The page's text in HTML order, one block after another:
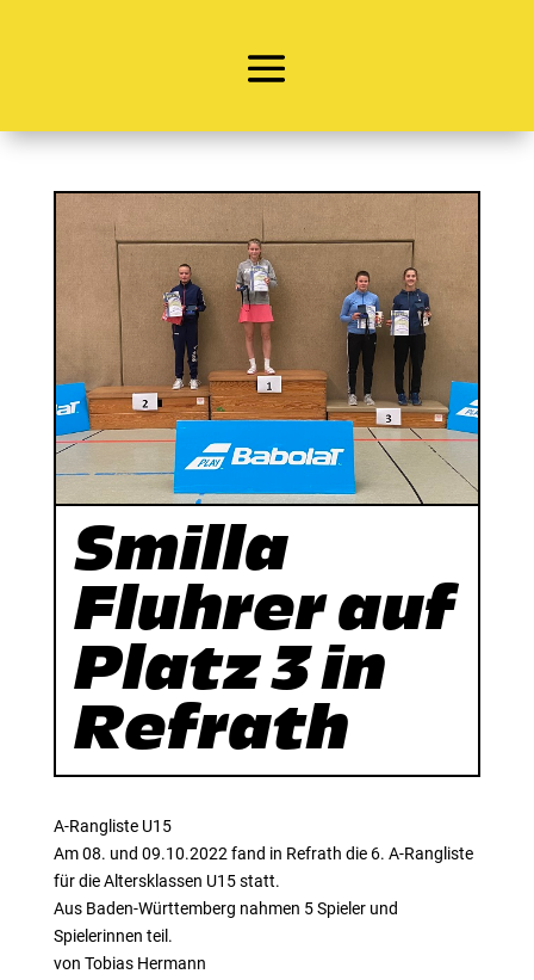
Smilla
Fluhrer auf
Platz 3 in
Refrath
A-Rangliste U15
Am 08. und 09.10.2022 fand in Refrath die 6. A-Rangliste
für die Altersklassen U15 statt.
Aus Baden-Württemberg nahmen 5 Spieler und
Spielerinnen teil.
von Tobias Hermann